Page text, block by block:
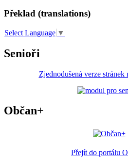
Překlad (translations)
Select Language ▼
Senioři
Zjednodušená verze stránek
Občan+
Přejít do portálu